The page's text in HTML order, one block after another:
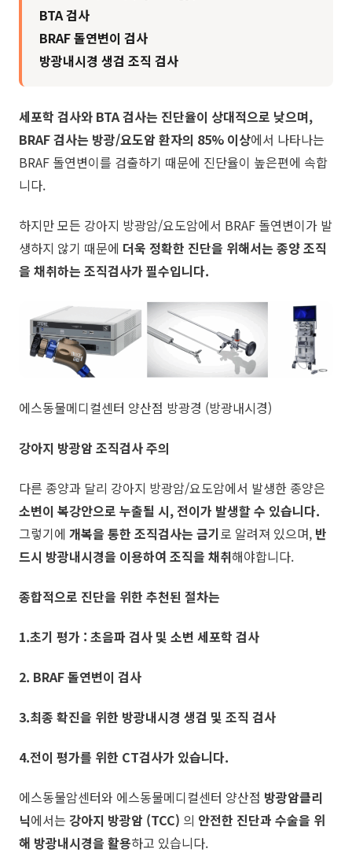
BTA 검사
BRAF 돌연변이 검사
방광내시경 생검 조직 검사
세포학 검사와 BTA 검사는 진단율이 상대적으로 낮으며,
BRAF 검사는 방광/요도암 환자의 85% 이상에서 나타나는
BRAF 돌연변이를 검출하기 때문에 진단율이 높은편에 속합
니다.
하지만 모든 강아지 방광암/요도암에서 BRAF 돌연변이가 발
생하지 않기 때문에 더욱 정확한 진단을 위해서는 종양 조직
을 채취하는 조직검사가 필수입니다.
에스동물메디컬센터 양산점 방광경 (방광내시경)
강아지 방광암 조직검사 주의
​다른 종양과 달리 강아지 방광암/요도암에서 발생한 종양은
소변이 복강안으로 누출될 시, 전이가 발생할 수 있습니다.
그렇기에 개복을 통한 조직검사는 금기로 알려져 있으며, 반
드시 방광내시경을 이용하여 조직을 채취해야합니다.
종합적으로 진단을 위한 추천된 절차는
1.초기 평가 : 초음파 검사 및 소변 세포학 검사
2. BRAF 돌연변이 검사
3.최종 확진을 위한 방광내시경 생검 및 조직 검사
4.전이 평가를 위한 CT검사가 있습니다.
에스동물암센터와 에스동물메디컬센터 양산점 방광암클리
닉에서는 강아지 방광암 (TCC) 의 안전한 진단과 수술을 위
해 방광내시경을 활용하고 있습니다.